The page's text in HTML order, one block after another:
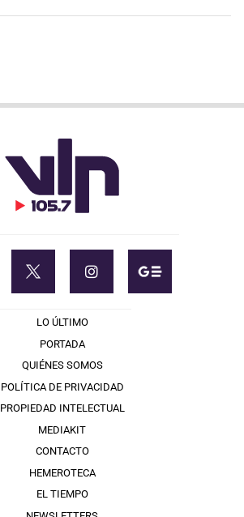
LO ÚLTIMO
PORTADA
QUIÉNES SOMOS
POLÍTICA DE PRIVACIDAD
PROPIEDAD INTELECTUAL
MEDIAKIT
CONTACTO
HEMEROTECA
EL TIEMPO